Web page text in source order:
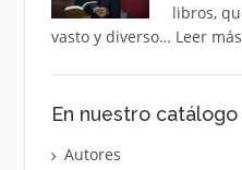
libros,
vasto y diverso… Leer más
En nuestro catálogo
Autores